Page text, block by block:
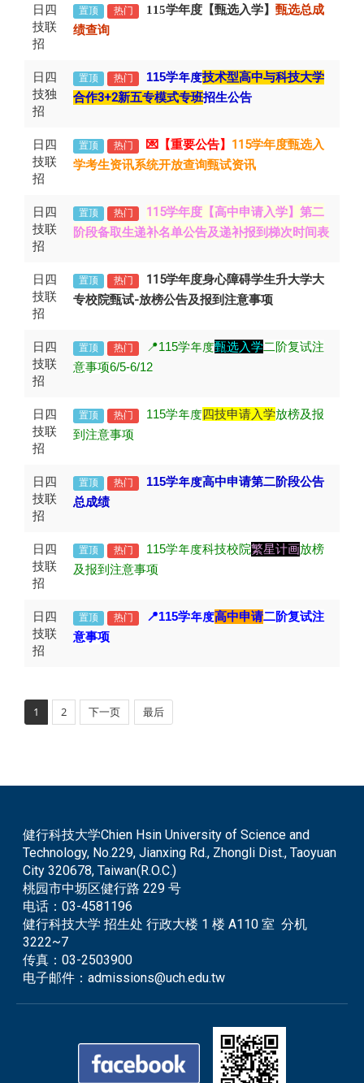
日四
技联
招
置顶 热门 115学年度【甄选入学】 甄选总成
绩查询
日四
技独
招
置顶 热门 115学年度技术型高中与科技大学
合作3+2新五专模式专班招生公告
日四
技联
招
置顶 热门 💌【重要公告】 115学年度甄选入
学考生资讯系统开放查询甄试资讯
日四
技联
招
置顶 热门 115学年度【高中申请入学】 第二
阶段备取生递补名单公告及递补报到梯次时间表
日四
技联
招
置顶 热门
115学年度身心障碍学生升大学大
专校院甄试-放榜公告及报到注意事项
日四
技联
招
置顶 热门 📍115学年度甄选入学二阶复试注
意事项6/5-6/12
日四
技联
招
置顶 热门 115学年度四技申请入学放榜及报
到注意事项
日四
技联
招
置顶 热门 115学年度高中申请第二阶段公告
总成绩
日四
技联
招
置顶 热门 115学年度科技校院繁星计画放榜
及报到注意事项
日四
技联
招
置顶 热门 📍115学年度高中申请二阶复试注
意事项
1 2 下一页 最后
健行科技大学Chien Hsin University of Science and
Technology, No.229, Jianxing Rd., Zhongli Dist., Taoyuan
City 320678, Taiwan(R.O.C.)
桃园市中坜区健行路 229 号
电话：03-4581196
健行科技大学 招生处 行政大楼 1 楼 A110 室 分机
3222~7
传真：03-2503900
电子邮件：admissions@uch.edu.tw